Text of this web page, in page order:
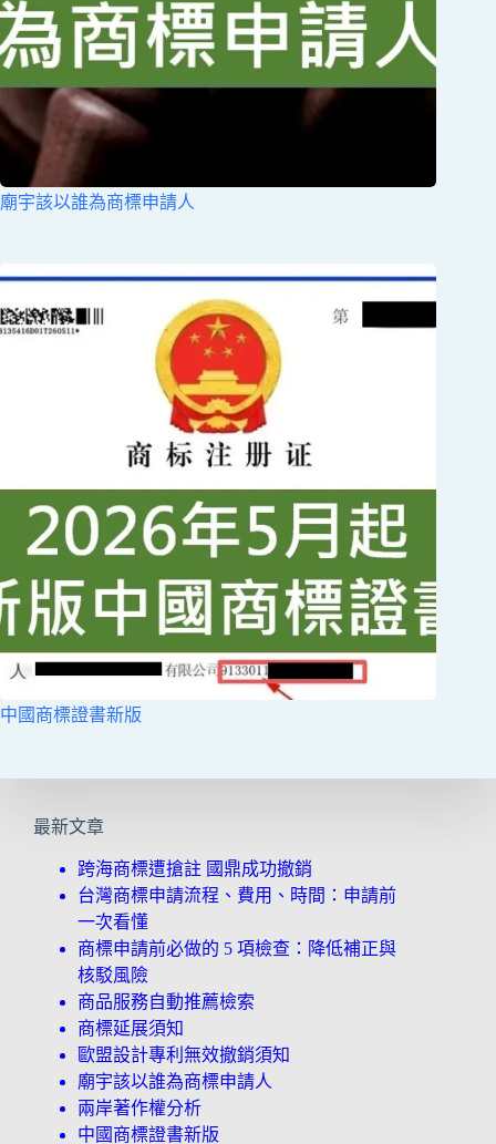
廟宇該以誰為商標申請人
中國商標證書新版
最新文章
跨海商標遭搶註 國鼎成功撤銷
台灣商標申請流程、費用、時間：申請前
一次看懂
商標申請前必做的 5 項檢查：降低補正與
核駁風險
商品服務自動推薦檢索
商標延展須知
歐盟設計專利無效撤銷須知
廟宇該以誰為商標申請人
兩岸著作權分析
中國商標證書新版